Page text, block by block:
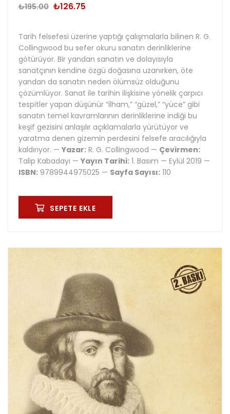
₺195.00 ₺126.75
Tarih felsefesi üzerine yaptığı çalışmalarla bilinen R. G.
Collingwood bu sefer okuru sanatın derinliklerine
götürüyor. Bir yandan sanatın ve dolayısıyla
sanatçının kendine özgü doğasına uzanırken, öte
yandan da sanatın neden ölümsüz olduğunu
çözümlüyor. Sanat ile tarihin ilişkisine yönelik çarpıcı
tespitler yapan düşünür “ilham,” “güzel,” “yüce” gibi
sanatın temel kavramlarının derinliklerine indiği bu
keşif gezisini anlaşılır açıklamalarla yürütüyor ve
yaratma denen gizemin perdesini felsefe aracılığıyla
kaldırıyor. — Yazar: R. G. Collingwood — Çevirmen:
Talip Kabadayı — Yayın Tarihi: 1. Basım — Eylül 2019 —
ISBN: 9789944975025 — Sayfa Sayısı: 110
SEPETE EKLE